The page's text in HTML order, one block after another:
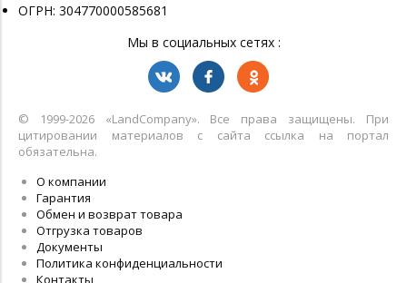
ОГРН: 304770000585681
Мы в социальных сетях :
© 1999-2026 «LandСompany». Все права защищены. При
цитировании материалов с сайта ссылка на портал
обязательна.
О компании
Гарантия
Обмен и возврат товара
Отгрузка товаров
Документы
Политика конфиденциальности